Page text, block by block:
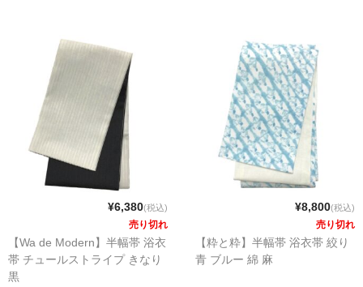
¥6,380(税込)
売り切れ
【Wa de Modern】半幅帯 浴衣
帯 チュールストライプ きなり
黒
¥8,800(税込)
売り切れ
【粋と粋】半幅帯 浴衣帯 絞り
青 ブルー 綿 麻